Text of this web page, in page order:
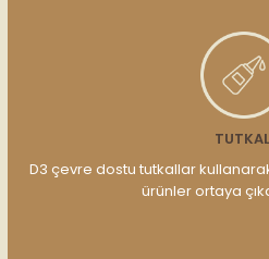
D3 çevre dostu tutkallar
ürünler ortaya